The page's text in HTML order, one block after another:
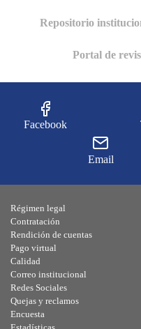
Repositorio
Portal de
Facebook
Email
Régimen legal
Contratación
Rendición de cuentas
Pago virtual
Calidad
Correo institucional
Redes Sociales
Quejas y reclamos
Encuesta